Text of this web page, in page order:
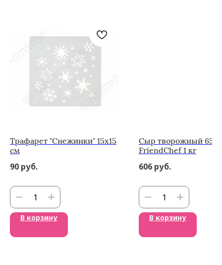
Трафарет "Снежинки" 15х15
см
90 руб.
В корзину
Сыр творожный 65%
FriendChef 1 кг
606 руб.
В корзину